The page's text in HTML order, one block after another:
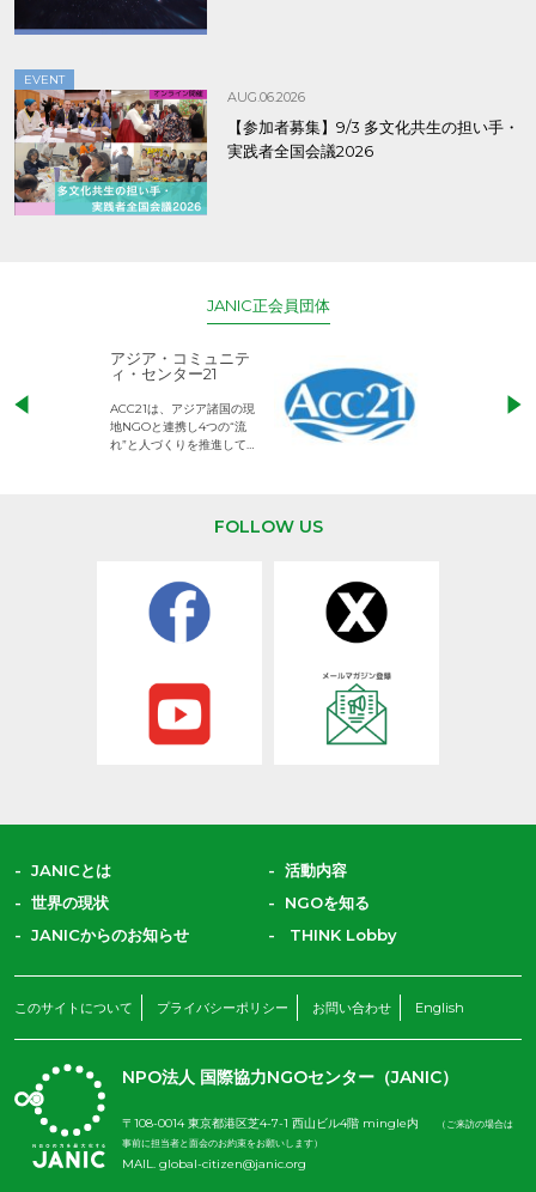
EVENT
AUG.06.2026
【参加者募集】9/3 多文化共生の担い手・
実践者全国会議2026
JANIC正会員団体
アジア・コミュニテ
ィ・センター21
ACC21は、アジア諸国の現
地NGOと連携し4つの“流
れ”と人づくりを推進してい
児童労働のない
権利が守られた
FOLLOW US
JANICとは
活動内容
世界の現状
NGOを知る
JANICからのお知らせ
THINK Lobby
このサイトについて プライバシーポリシー お問い合わせ English
NPO法人 国際協力NGOセンター（JANIC）
〒108-0014 東京都港区芝4-7-1 西山ビル4階 mingle内
（ご来訪の場合は
事前に担当者と面会のお約束をお願いします）
MAIL. global-citizen@janic.org